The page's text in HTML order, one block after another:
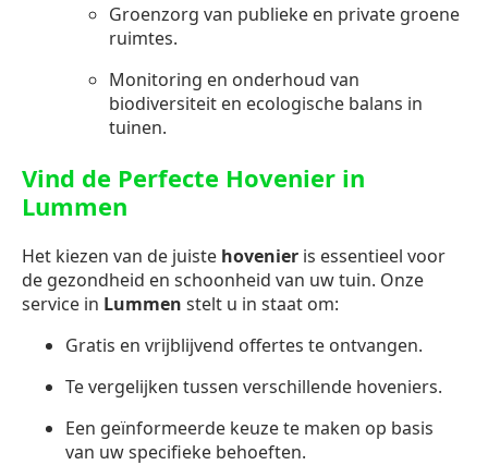
Groenzorg van publieke en private groene
ruimtes.
Monitoring en onderhoud van
biodiversiteit en ecologische balans in
tuinen.
Vind de Perfecte Hovenier in
Lummen
Het kiezen van de juiste hovenier is essentieel voor
de gezondheid en schoonheid van uw tuin. Onze
service in Lummen stelt u in staat om:
Gratis en vrijblijvend offertes te ontvangen.
Te vergelijken tussen verschillende hoveniers.
Een geïnformeerde keuze te maken op basis
van uw specifieke behoeften.